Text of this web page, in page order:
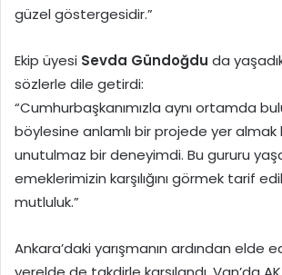
güzel göstergesidir.”
Ekip üyesi Sevda Gündoğdu da
sözlerle dile getirdi:
“Cumhurbaşkanımızla aynı ortamda
böylesine anlamlı bir projede yer almak
unutulmaz bir deneyimdi. Bu gururu
emeklerimizin karşılığını görmek tarif
mutluluk.”
Ankara’daki yarışmanın ardından elde